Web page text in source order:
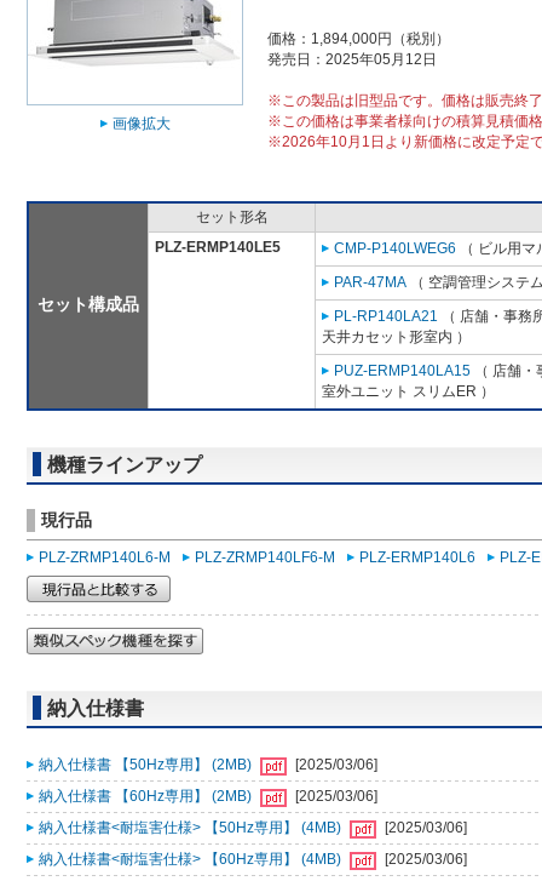
画像拡大
価格：1,894,000円（税別）
発売日：2025年05月12日
※この製品は旧型品です。価格は販売終
※この価格は事業者様向けの積算見積価
※2026年10月1日より新価格に改定予定
セット構成品
セット形名
PLZ-ERMP140LE5
CMP-P140LWEG6 （ ビル用
PAR-47MA （ 空調管理システ
PL-RP140LA21 （ 店舗・事務
天井カセット形室内 ）
PUZ-ERMP140LA15 （ 店舗
室外ユニット スリムER ）
機種ラインアップ
現行品
PLZ-ZRMP140L6-M PLZ-ZRMP140LF6-M PLZ-ERMP140L6 PLZ-
納入仕様書
納入仕様書 【50Hz専用】 (2MB)
[2025/03/06]
納入仕様書 【60Hz専用】 (2MB)
[2025/03/06]
納入仕様書<耐塩害仕様> 【50Hz専用】 (4MB)
[2025/03/06]
納入仕様書<耐塩害仕様> 【60Hz専用】 (4MB)
[2025/03/06]